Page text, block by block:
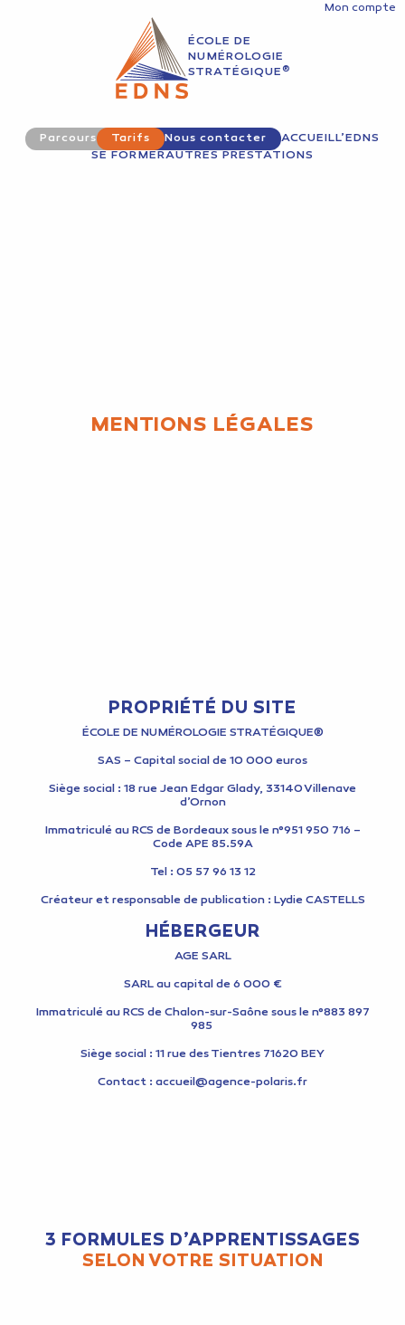
Mon compte
ÉCOLE DE
NUMÉROLOGIE
STRATÉGIQUE®
Parcours Tarifs Nous contacter ACCUEILL’EDNS
SE FORMERAUTRES PRESTATIONS
MENTIONS LÉGALES
PROPRIÉTÉ DU SITE
ÉCOLE DE NUMÉROLOGIE STRATÉGIQUE®
SAS – Capital social de 10 000 euros
Siège social : 18 rue Jean Edgar Glady, 33140 Villenave
d’Ornon
Immatriculé au RCS de Bordeaux sous le n°951 950 716 –
Code APE 85.59A
Tel : 05 57 96 13 12
Créateur et responsable de publication : Lydie CASTELLS
HÉBERGEUR
AGE SARL
SARL au capital de 6 000 €
Immatriculé au RCS de Chalon-sur-Saône sous le n°883 897
985
Siège social : 11 rue des Tientres 71620 BEY
Contact : accueil@agence-polaris.fr
3 FORMULES D’APPRENTISSAGES
SELON VOTRE SITUATION